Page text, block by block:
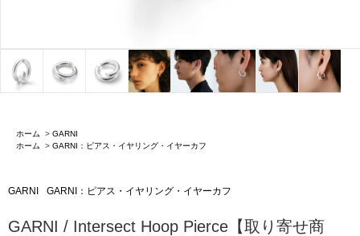
ホーム > GARNI
ホーム
> GARNI：ピアス・イヤリング・イヤーカフ
GARNI GARNI：ピアス・イヤリング・イヤーカフ
GARNI / Intersect Hoop Pierce【取り寄せ商